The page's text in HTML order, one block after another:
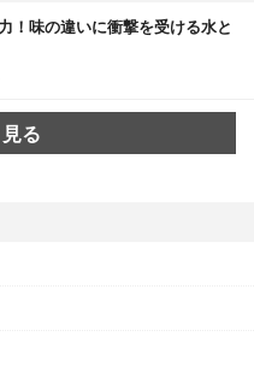
！味の違いに衝撃を受ける水と
る